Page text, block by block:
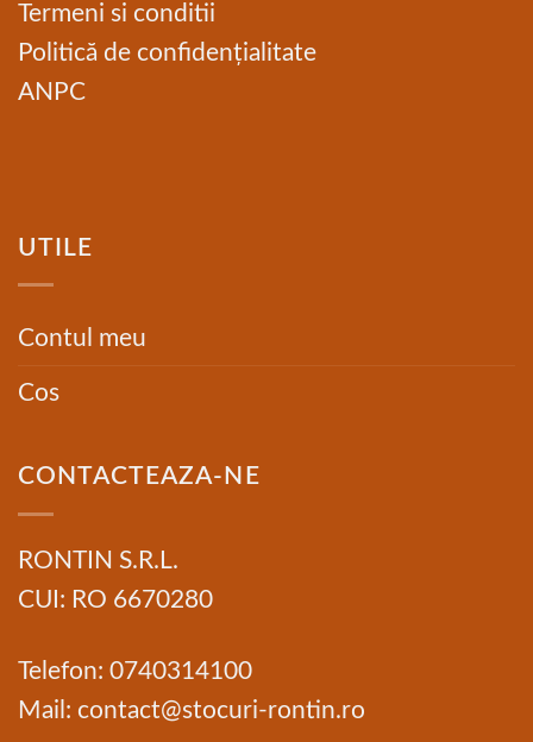
Termeni si conditii
Politică de confidențialitate
ANPC
UTILE
Contul meu
Cos
CONTACTEAZA-NE
RONTIN S.R.L.
CUI: RO 6670280
Telefon: 0740314100
Mail: contact@stocuri-rontin.ro